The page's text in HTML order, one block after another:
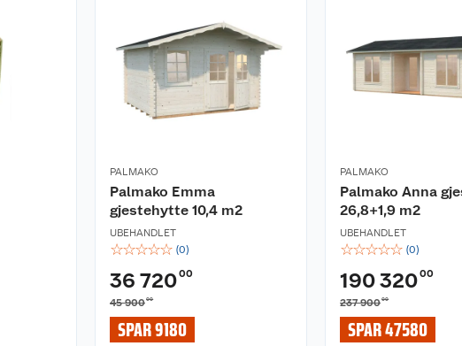
PALMAKO
Palmako Emma
gjestehytte 10,4 m2
UBEHANDLET
☆☆☆☆☆ (0)
36 72000
45 90000
SPAR 9180
PALMAKO
Palmako Anna
26,8+1,9 m2
UBEHANDLET
☆☆☆☆☆ (0)
190 32000
237 90000
SPAR 47580